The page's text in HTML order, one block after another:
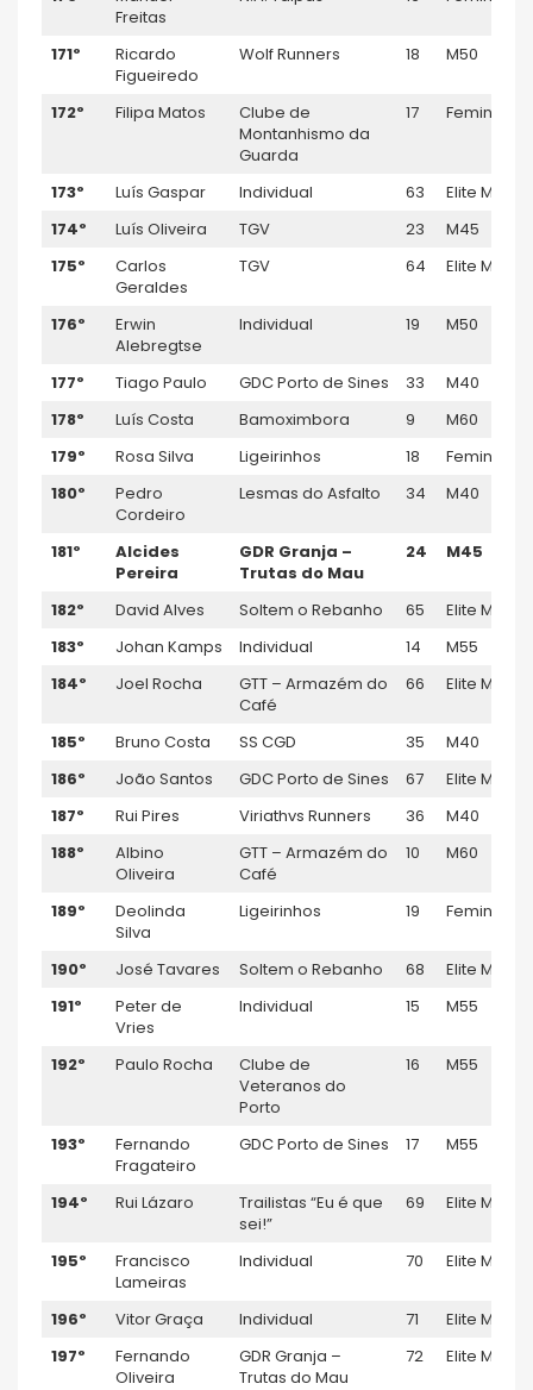
Freitas
171º
Ricardo
Figueiredo
Wolf Runners 18 M50
172º Filipa Matos
Clube de
Montanhismo da
Guarda
17 Feminino
173º Luís Gaspar Individual 63
Elite M
174º
Luís Oliveira TGV 23
M45
175º
Carlos
Geraldes
TGV 64 Elite M
176º
Erwin
Alebregtse
Individual 19 M50
177º Tiago Paulo GDC Porto de Sines 33
M40
178º
Luís Costa Bamoximbora 9
M60
179º
Rosa Silva Ligeirinhos 18
Feminino
180º
Pedro
Cordeiro
Lesmas do Asfalto 34 M40
181º
Alcides
Pereira
GDR Granja –
Trutas do Mau
24 M45
182º David Alves Soltem o Rebanho 65
Elite M
183º
Johan Kamps Individual 14
M55
184º
Joel Rocha
GTT – Armazém do
Café
66 Elite M
185º Bruno Costa SS CGD 35
M40
186º
João Santos GDC Porto de Sines 67
Elite M
187º
Rui Pires Viriathvs Runners 36
M40
188º
Albino
Oliveira
GTT – Armazém do
Café
10 M60
189º
Deolinda
Silva
Ligeirinhos 19 Feminino
190º José Tavares Soltem o Rebanho 68
Elite M
191º
Peter de
Vries
Individual 15 M55
192º Paulo Rocha
Clube de
Veteranos do
Porto
16 M55
193º
Fernando
Fragateiro
GDC Porto de Sines 17 M55
194º Rui Lázaro
Trailistas “Eu é que
sei!”
69 Elite M
195º
Francisco
Lameiras
Individual 70 Elite M
196º Vitor Graça Individual 71
Elite M
197º
Fernando
Oliveira
GDR Granja –
Trutas do Mau
72 Elite M